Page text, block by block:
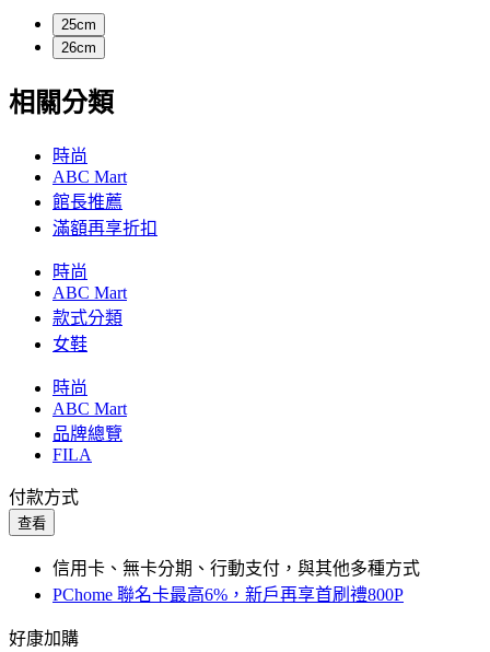
25cm
26cm
相關分類
時尚
ABC Mart
館長推薦
滿額再享折扣
時尚
ABC Mart
款式分類
女鞋
時尚
ABC Mart
品牌總覽
FILA
付款方式
查看
信用卡、無卡分期、行動支付，與其他多種方式
PChome 聯名卡最高6%，新戶再享首刷禮800P
好康加購